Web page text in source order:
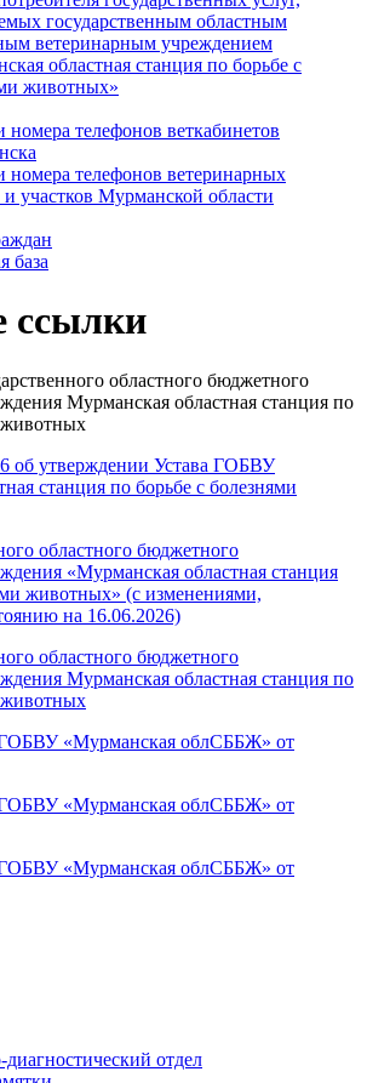
государственным областным
ветеринарным учреждением
областная станция по борьбе с
животных»
номера телефонов веткабинетов
номера телефонов ветеринарных
участков Мурманской области
база
ссылки
областного бюджетного
Мурманская областная станция по
животных
об утверждении Устава ГОБВУ
станция по борьбе с болезнями
областного бюджетного
«Мурманская областная станция
животных» (с изменениями,
на 16.06.2026)
областного бюджетного
Мурманская областная станция по
животных
«Мурманская облСББЖ» от
«Мурманская облСББЖ» от
«Мурманская облСББЖ» от
отдел